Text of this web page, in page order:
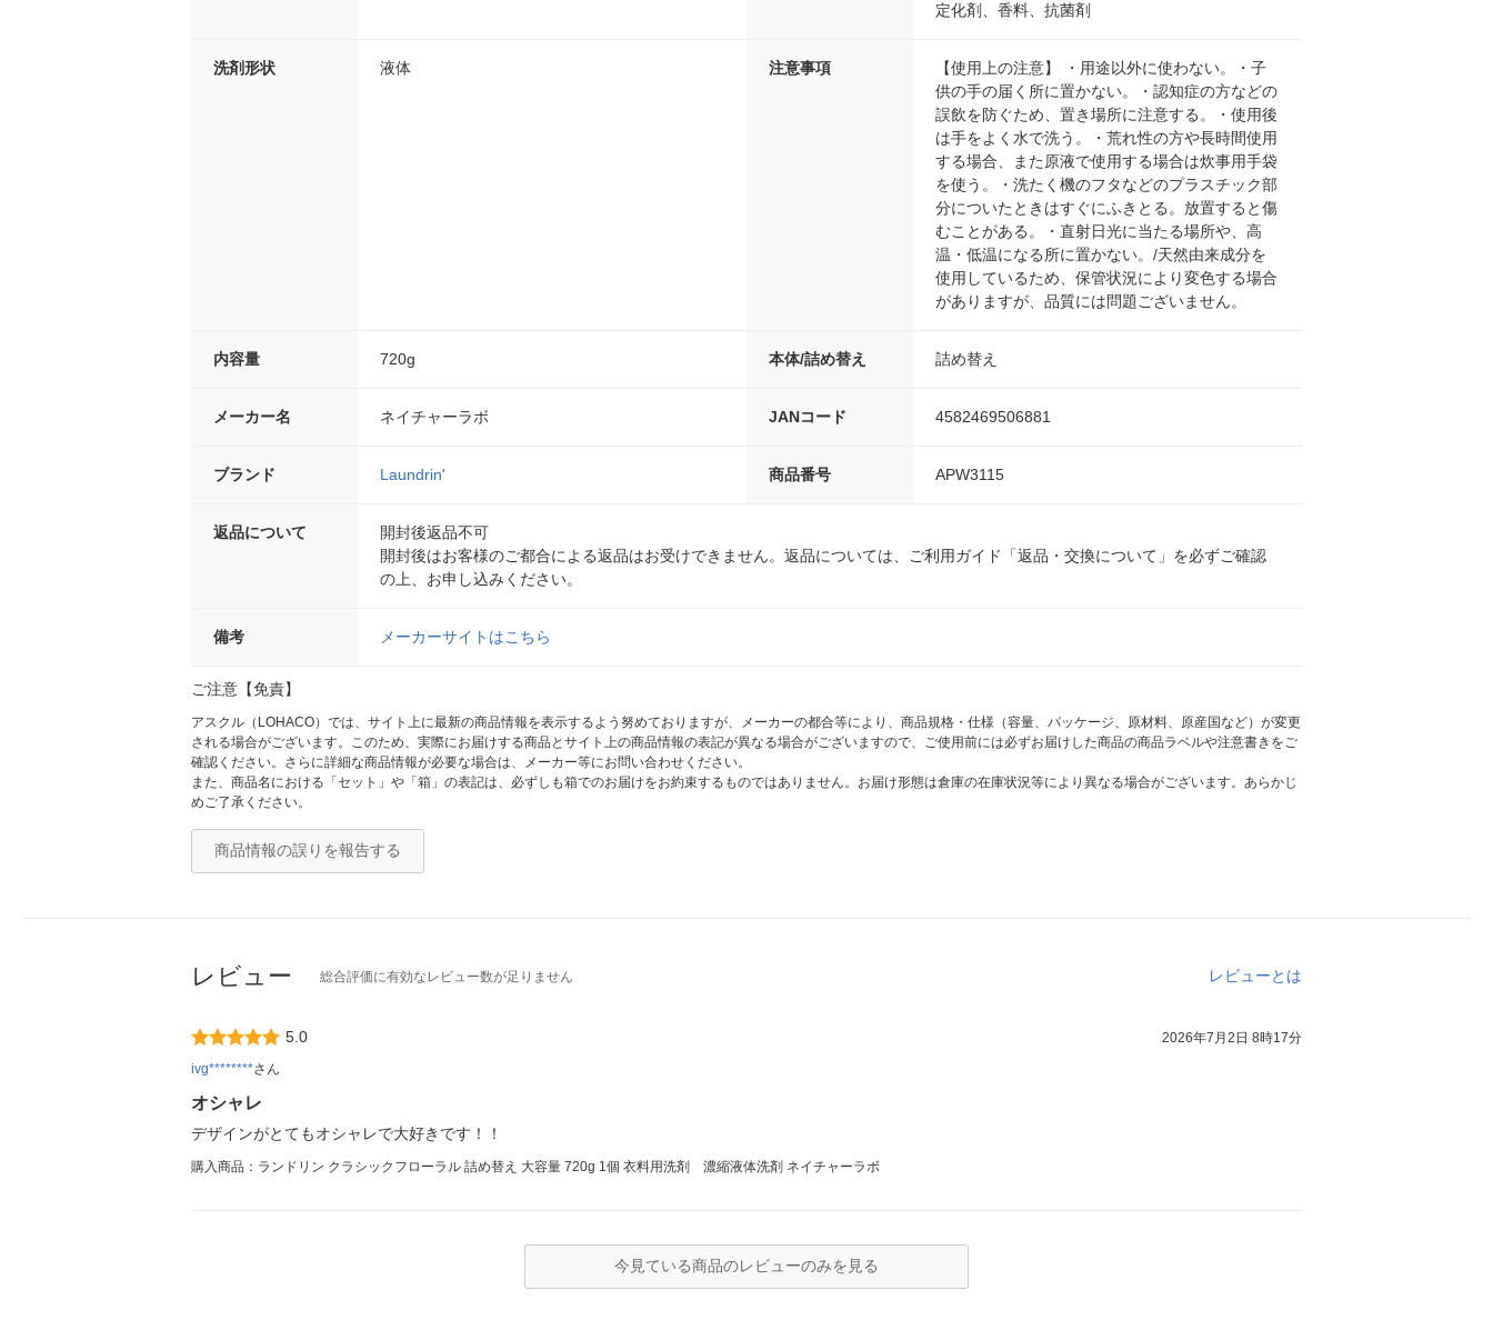
定化剤、香料、抗菌剤
洗剤形状 液体 注意事項
【使用上の注意】 ・用途以外に使わない。・子
供の手の届く所に置かない。・認知症の方などの
誤飲を防ぐため、置き場所に注意する。・使用後
は手をよく水で洗う。・荒れ性の方や長時間使用
する場合、また原液で使用する場合は炊事用手袋
を使う。・洗たく機のフタなどのプラスチック部
分についたときはすぐにふきとる。放置すると傷
むことがある。・直射日光に当たる場所や、高
温・低温になる所に置かない。/天然由来成分を
使用しているため、保管状況により変色する場合
がありますが、品質には問題ございません。
内容量 720g 本体/詰め替え 詰め替え
メーカー名 ネイチャーラボ JANコード 4582469506881
ブランド Laundrin' 商品番号 APW3115
返品について
開封後返品不可
開封後はお客様のご都合による返品はお受けできません。返品については、ご利用ガイド「返品・交換について」を必ずご確認
の上、お申し込みください。
備考 メーカーサイトはこちら
ご注意【免責】
アスクル（LOHACO）では、サイト上に最新の商品情報を表示するよう努めておりますが、メーカーの都合等により、商品規格・仕様（容量、パッケージ、原材料、原産国など）が変更
される場合がございます。このため、実際にお届けする商品とサイト上の商品情報の表記が異なる場合がございますので、ご使用前には必ずお届けした商品の商品ラベルや注意書きをご
確認ください。さらに詳細な商品情報が必要な場合は、メーカー等にお問い合わせください。
また、商品名における「セット」や「箱」の表記は、必ずしも箱でのお届けをお約束するものではありません。お届け形態は倉庫の在庫状況等により異なる場合がございます。あらかじ
めご了承ください。
商品情報の誤りを報告する
レビュー 総合評価に有効なレビュー数が足りません レビューとは
5.0
2026年7月2日 8時17分
ivg********さん
オシャレ
デザインがとてもオシャレで大好きです！！
購入商品：ランドリン クラシックフローラル 詰め替え 大容量 720g 1個 衣料用洗剤 濃縮液体洗剤 ネイチャーラボ
今見ている商品のレビューのみを見る